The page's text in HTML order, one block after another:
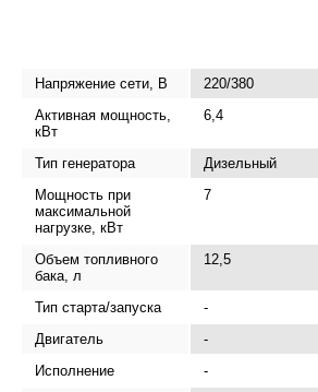
Напряжение сети, В 220/380
Активная мощность,
кВт
6,4
Тип генератора Дизельный
Мощность при
максимальной
нагрузке, кВт
7
Объем топливного
бака, л
12,5
Тип старта/запуска -
Двигатель
-
Исполнение
-